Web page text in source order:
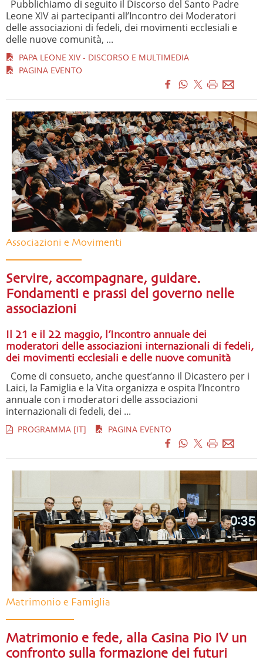
Pubblichiamo di seguito il Discorso del Santo Padre
Leone XIV ai partecipanti all’Incontro dei Moderatori
delle associazioni di fedeli, dei movimenti ecclesiali e
delle nuove comunità, ...
PAPA LEONE XIV - DISCORSO E MULTIMEDIA
PAGINA EVENTO
Associazioni e Movimenti
Servire, accompagnare, guidare.
Fondamenti e prassi del governo nelle
associazioni
Il 21 e il 22 maggio, l’Incontro annuale dei
moderatori delle associazioni internazionali di fedeli,
dei movimenti ecclesiali e delle nuove comunità
Come di consueto, anche quest’anno il Dicastero per i
Laici, la Famiglia e la Vita organizza e ospita l’Incontro
annuale con i moderatori delle associazioni
internazionali di fedeli, dei ...
PROGRAMMA [IT] PAGINA EVENTO
Matrimonio e Famiglia
Matrimonio e fede, alla Casina Pio IV un
confronto sulla formazione dei futuri